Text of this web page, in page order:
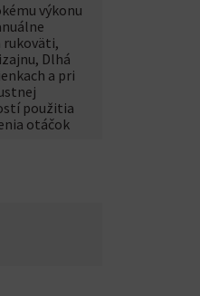
výkonu
rukoväti,
Dlhá
a pri
použitia
otáčok